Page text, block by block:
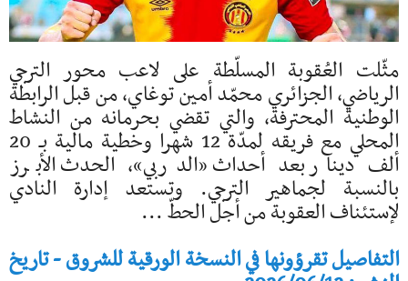
مثّلت العُقوبة المسلّطة على لاعب محور الترجي
الرياضي، الجزائري محمّد أمين توغاي، من قبل الرابطة
الوطنية المحترفة، والتي تقضي بحرمانه من النشاط
المحلي مع فريقه لمدّة 12 شهرا وخطية مالية بـ 20
ألف دينار بعد أحداث «الدربي»، الحدث الأبرز
بالنسبة لجماهير الترجي. وتستعد إدارة النادي
لإستئناف العقوبة من أجل الحطّ ...
التفاصيل تقرؤونها في النسخة الورقية للشروق - تاريخ